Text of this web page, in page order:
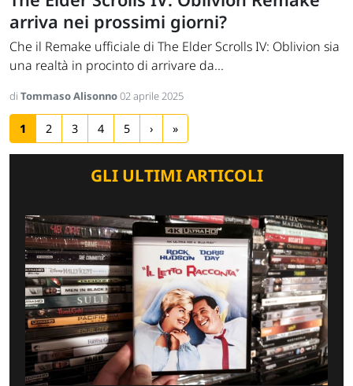
arriva nei prossimi giorni?
Che il Remake ufficiale di The Elder Scrolls IV: Oblivion sia
una realtà in procinto di arrivare da...
di Tommaso Alisonno02 aprile 2025
1 2 3 4 5 › »
GLI ULTIMI ARTICOLI